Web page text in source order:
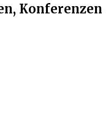
Konferenzen